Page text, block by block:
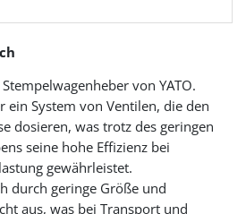
von YATO.
ein System von Ventilen, die den
dosieren, was trotz des geringen
seine hohe Effizienz bei
gewährleistet.
durch geringe Größe und
aus, was bei Transport und